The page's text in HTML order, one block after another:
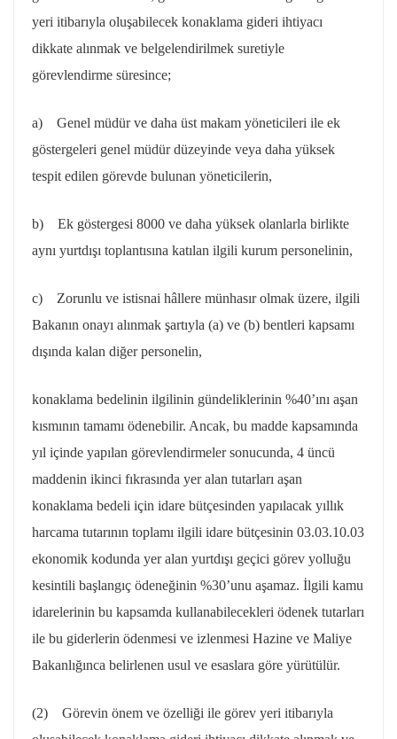
yeri itibarıyla oluşabilecek konaklama gideri ihtiyacı
dikkate alınmak ve belgelendirilmek suretiyle
görevlendirme süresince;
a) Genel müdür ve daha üst makam yöneticileri ile ek
göstergeleri genel müdür düzeyinde veya daha yüksek
tespit edilen görevde bulunan yöneticilerin,
b) Ek göstergesi 8000 ve daha yüksek olanlarla birlikte
aynı yurtdışı toplantısına katılan ilgili kurum personelinin,
c) Zorunlu ve istisnai hâllere münhasır olmak üzere, ilgili
Bakanın onayı alınmak şartıyla (a) ve (b) bentleri kapsamı
dışında kalan diğer personelin,
konaklama bedelinin ilgilinin gündeliklerinin %40’ını aşan
kısmının tamamı ödenebilir. Ancak, bu madde kapsamında
yıl içinde yapılan görevlendirmeler sonucunda, 4 üncü
maddenin ikinci fıkrasında yer alan tutarları aşan
konaklama bedeli için idare bütçesinden yapılacak yıllık
harcama tutarının toplamı ilgili idare bütçesinin 03.03.10.03
ekonomik kodunda yer alan yurtdışı geçici görev yolluğu
kesintili başlangıç ödeneğinin %30’unu aşamaz. İlgili kamu
idarelerinin bu kapsamda kullanabilecekleri ödenek tutarları
ile bu giderlerin ödenmesi ve izlenmesi Hazine ve Maliye
Bakanlığınca belirlenen usul ve esaslara göre yürütülür.
(2) Görevin önem ve özelliği ile görev yeri itibarıyla